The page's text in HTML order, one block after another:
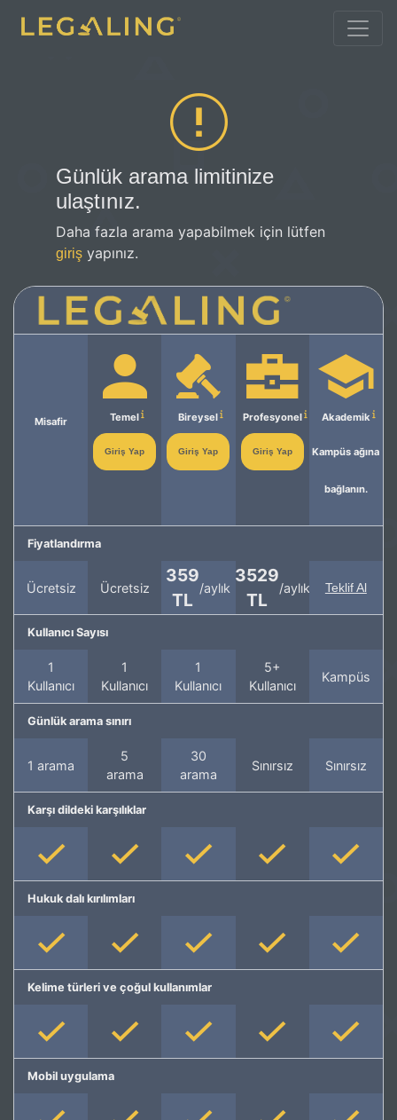
Günlük arama limitinize
ulaştınız.
Daha fazla arama yapabilmek için lütfen
giriş yapınız.
Misafir Temel
Giriş Yap
Bireysel
Giriş Yap
Profesyonel
Giriş Yap
Akademik
Kampüs ağına
bağlanın.
Fiyatlandırma
Ücretsiz Ücretsiz
359
TL
/aylık
3529
TL
/aylık Teklif Al
Kullanıcı Sayısı
1
Kullanıcı
1
Kullanıcı
1
Kullanıcı
5+
Kullanıcı
Kampüs
Günlük arama sınırı
1 arama
5
arama
30
arama
Sınırsız Sınırsız
Karşı dildeki karşılıklar
Hukuk dalı kırılımları
Kelime türleri ve çoğul kullanımlar
Mobil uygulama